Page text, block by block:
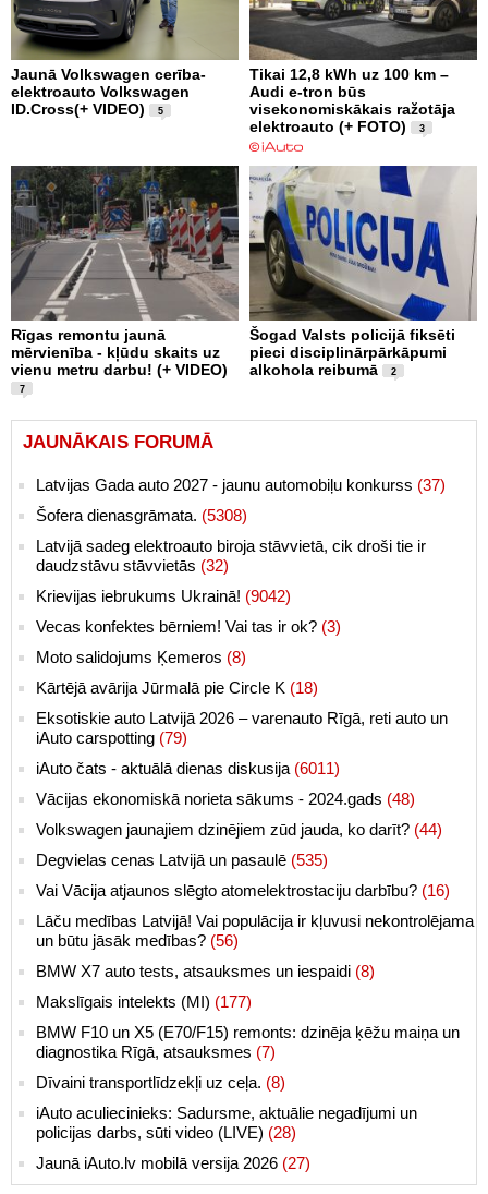
Jaunā Volkswagen cerība-
elektroauto Volkswagen
ID.Cross(+ VIDEO)
5
Tikai 12,8 kWh uz 100 km –
Audi e-tron būs
visekonomiskākais ražotāja
elektroauto (+ FOTO)
3
Rīgas remontu jaunā
mērvienība - kļūdu skaits uz
vienu metru darbu! (+ VIDEO)
7
Šogad Valsts policijā fiksēti
pieci disciplinārpārkāpumi
alkohola reibumā
2
JAUNĀKAIS FORUMĀ
Latvijas Gada auto 2027 - jaunu automobiļu konkurss (37)
Šofera dienasgrāmata. (5308)
Latvijā sadeg elektroauto biroja stāvvietā, cik droši tie ir
daudzstāvu stāvvietās (32)
Krievijas iebrukums Ukrainā! (9042)
Vecas konfektes bērniem! Vai tas ir ok? (3)
Moto salidojums Ķemeros (8)
Kārtējā avārija Jūrmalā pie Circle K (18)
Eksotiskie auto Latvijā 2026 – varenauto Rīgā, reti auto un
iAuto carspotting (79)
iAuto čats - aktuālā dienas diskusija (6011)
Vācijas ekonomiskā norieta sākums - 2024.gads (48)
Volkswagen jaunajiem dzinējiem zūd jauda, ko darīt? (44)
Degvielas cenas Latvijā un pasaulē (535)
Vai Vācija atjaunos slēgto atomelektrostaciju darbību? (16)
Lāču medības Latvijā! Vai populācija ir kļuvusi nekontrolējama
un būtu jāsāk medības? (56)
BMW X7 auto tests, atsauksmes un iespaidi (8)
Makslīgais intelekts (MI) (177)
BMW F10 un X5 (E70/F15) remonts: dzinēja ķēžu maiņa un
diagnostika Rīgā, atsauksmes (7)
Dīvaini transportlīdzekļi uz ceļa. (8)
iAuto aculiecinieks: Sadursme, aktuālie negadījumi un
policijas darbs, sūti video (LIVE) (28)
Jaunā iAuto.lv mobilā versija 2026 (27)